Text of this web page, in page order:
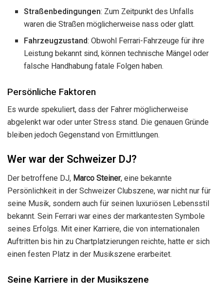
Straßenbedingungen: Zum Zeitpunkt des Unfalls
waren die Straßen möglicherweise nass oder glatt.
Fahrzeugzustand: Obwohl Ferrari-Fahrzeuge für ihre
Leistung bekannt sind, können technische Mängel oder
falsche Handhabung fatale Folgen haben.
Persönliche Faktoren
Es wurde spekuliert, dass der Fahrer möglicherweise
abgelenkt war oder unter Stress stand. Die genauen Gründe
bleiben jedoch Gegenstand von Ermittlungen.
Wer war der Schweizer DJ?
Der betroffene DJ, Marco Steiner, eine bekannte
Persönlichkeit in der Schweizer Clubszene, war nicht nur für
seine Musik, sondern auch für seinen luxuriösen Lebensstil
bekannt. Sein Ferrari war eines der markantesten Symbole
seines Erfolgs. Mit einer Karriere, die von internationalen
Auftritten bis hin zu Chartplatzierungen reichte, hatte er sich
einen festen Platz in der Musikszene erarbeitet.
Seine Karriere in der Musikszene